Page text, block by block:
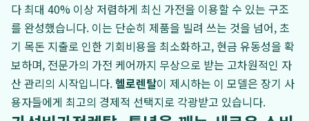
다 최대 40% 이상 저렴하게 최신 가전을 이용할 수 있는 구조
를 완성했습니다. 이는 단순히 제품을 빌려 쓰는 것을 넘어, 초
기 목돈 지출로 인한 기회비용을 최소화하고, 현금 유동성을 확
보하며, 전문가의 가전 케어까지 무상으로 받는 고차원적인 자
산 관리의 시작입니다.헬로렌탈이 제시하는 이 모델은 장기 사
용자들에게 최고의 경제적 선택지로 각광받고 있습니다.